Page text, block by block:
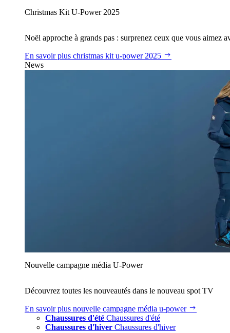
Christmas Kit U‑Power 2025
Noël approche à grands pas : surprenez ceux que vous aimez
En savoir plus christmas kit u‑power 2025
News
Nouvelle campagne média U‑Power
Découvrez toutes les nouveautés dans le nouveau spot TV
En savoir plus nouvelle campagne média u‑power
Chaussures d'été Chaussures d'été
Chaussures d'hiver Chaussures d'hiver